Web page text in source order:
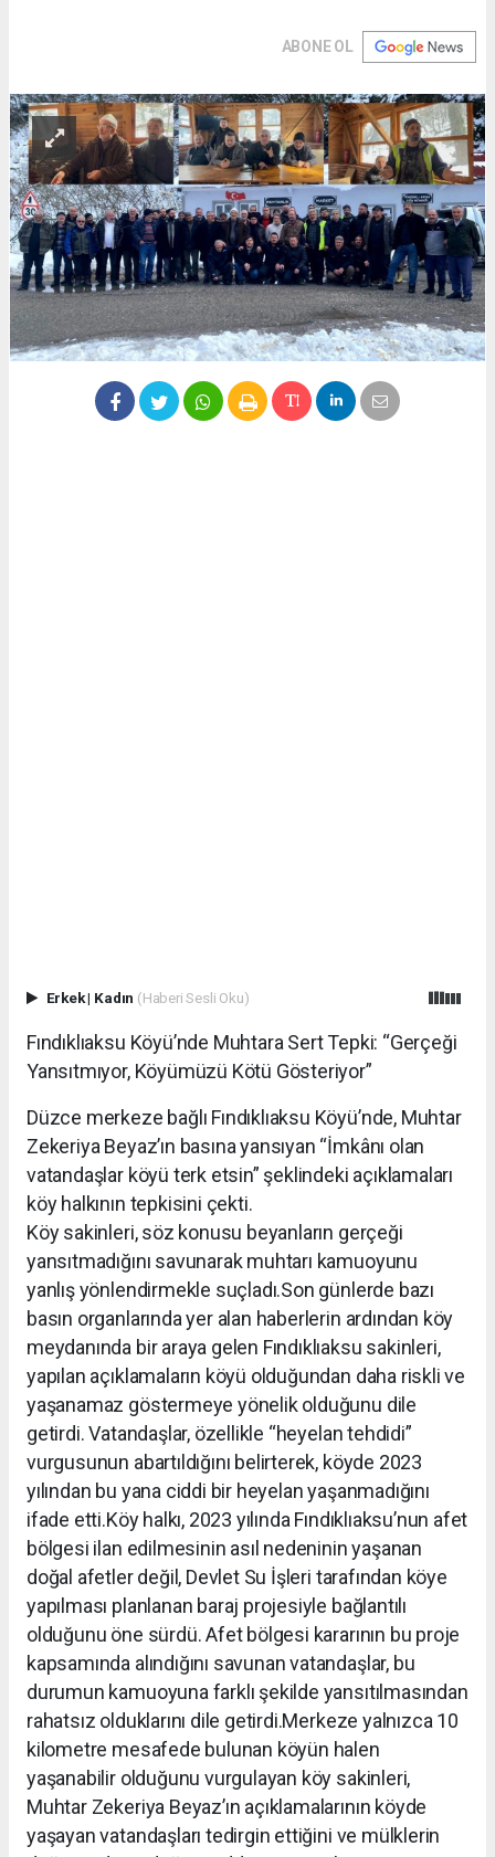
ABONE OL
Erkek| Kadın (Haberi Sesli Oku)
Fındıklıaksu Köyü’nde Muhtara Sert Tepki: “Gerçeği
Yansıtmıyor, Köyümüzü Kötü Gösteriyor”
Düzce merkeze bağlı Fındıklıaksu Köyü’nde, Muhtar
Zekeriya Beyaz’ın basına yansıyan “İmkânı olan
vatandaşlar köyü terk etsin” şeklindeki açıklamaları
köy halkının tepkisini çekti.
Köy sakinleri, söz konusu beyanların gerçeği
yansıtmadığını savunarak muhtarı kamuoyunu
yanlış yönlendirmekle suçladı.Son günlerde bazı
basın organlarında yer alan haberlerin ardından köy
meydanında bir araya gelen Fındıklıaksu sakinleri,
yapılan açıklamaların köyü olduğundan daha riskli ve
yaşanamaz göstermeye yönelik olduğunu dile
getirdi. Vatandaşlar, özellikle “heyelan tehdidi”
vurgusunun abartıldığını belirterek, köyde 2023
yılından bu yana ciddi bir heyelan yaşanmadığını
ifade etti.Köy halkı, 2023 yılında Fındıklıaksu’nun afet
bölgesi ilan edilmesinin asıl nedeninin yaşanan
doğal afetler değil, Devlet Su İşleri tarafından köye
yapılması planlanan baraj projesiyle bağlantılı
olduğunu öne sürdü. Afet bölgesi kararının bu proje
kapsamında alındığını savunan vatandaşlar, bu
durumun kamuoyuna farklı şekilde yansıtılmasından
rahatsız olduklarını dile getirdi.Merkeze yalnızca 10
kilometre mesafede bulunan köyün halen
yaşanabilir olduğunu vurgulayan köy sakinleri,
Muhtar Zekeriya Beyaz’ın açıklamalarının köyde
yaşayan vatandaşları tedirgin ettiğini ve mülklerin